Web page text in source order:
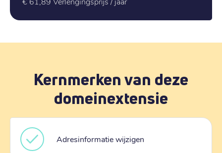
Kernmerken van deze
domeinextensie
Adresinformatie wijzigen